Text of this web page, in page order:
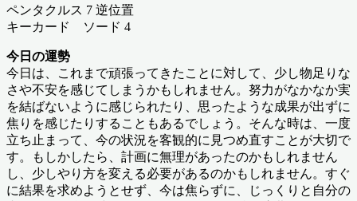
ペンタクルス 7 逆位置
キーカード ソード 4
今日の運勢
今日は、これまで頑張ってきたことに対して、少し物足りな
さや不安を感じてしまうかもしれません。努力がなかなか実
を結ばないように感じられたり、思ったような成果が出ずに
焦りを感じたりすることもあるでしょう。そんな時は、一度
立ち止まって、今の状況を客観的に見つめ直すことが大切で
す。もしかしたら、計画に無理があったのかもしれません
し、少しやり方を変える必要があるのかもしれません。すぐ
に結果を求めようとせず、今は焦らずに、じっくりと自分の